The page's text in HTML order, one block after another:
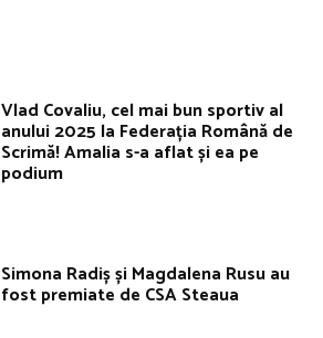
Vlad Covaliu, cel mai bun sportiv al
anului 2025 la Federația Română de
Scrimă! Amalia s-a aflat și ea pe
podium
Simona Radiș și Magdalena Rusu au
fost premiate de CSA Steaua